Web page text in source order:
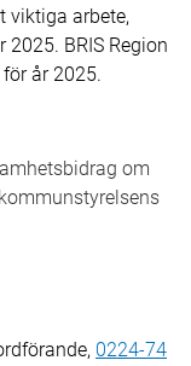
viktiga arbete,
BRIS Region
år 2025.
om
0224-74